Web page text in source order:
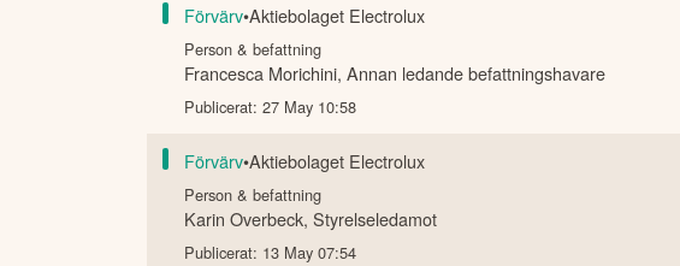
Förvärv•Aktiebolaget Electrolux
Person & befattning
Francesca Morichini, Annan ledande befattningshavare
Publicerat: 27 May 10:58
Förvärv•Aktiebolaget Electrolux
Person & befattning
Karin Overbeck, Styrelseledamot
Publicerat: 13 May 07:54